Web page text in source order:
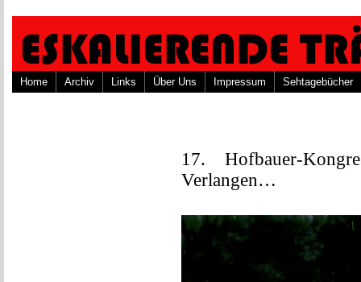
Home Archiv Links Über Uns Impressum Sehtagebücher
17. Hofbauer-
Verlangen…